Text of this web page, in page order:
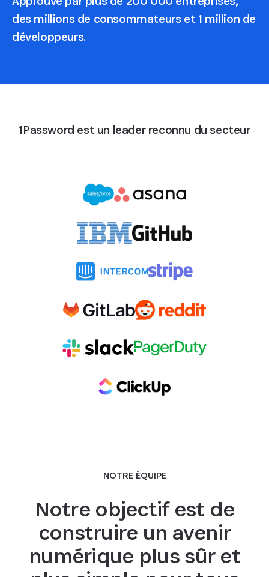
des millions de consommateurs et 1 million de
développeurs.
1Password est un leader reconnu du secteur
NOTRE ÉQUIPE
Notre objectif est de
construire un avenir
numérique plus sûr et